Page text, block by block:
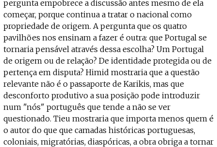
pergunta empobrece a discussão antes mesmo de ela
começar, porque continua a tratar o nacional como
propriedade de origem. A pergunta que os quatro
pavilhões nos ensinam a fazer é outra: que Portugal se
tornaria pensável através dessa escolha? Um Portugal
de origem ou de relação? De identidade protegida ou de
pertença em disputa? Himid mostraria que a questão
relevante não é o passaporte de Karikis, mas que
desconforto produtivo a sua posição pode introduzir
num "nós" português que tende a não se ver
questionado. Tieu mostraria que importa menos quem é
o autor do que que camadas históricas portuguesas,
coloniais, migratórias, diaspóricas, a obra obriga a tornar